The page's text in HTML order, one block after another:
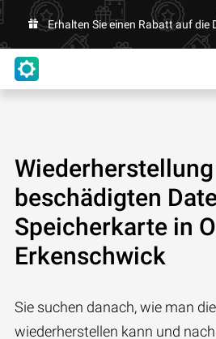
Erhalten Sie einen Rabatt auf die
beschädigten
Speicherkarte in
Erkenschwick
Sie suchen danach, wie man
wiederherstellen kann und